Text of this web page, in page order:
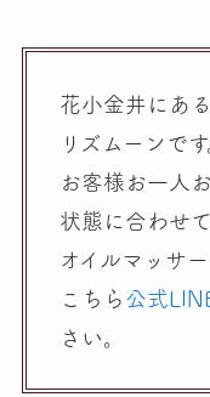
花小金井にあ
リズムーンです
お客様お一人
状態に合わせ
オイルマッサー
こちら公式
さい。